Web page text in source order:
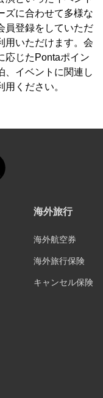
ズに合わせて多様な
員登録をしていただ
用いただけます。会
応じたPontaポイン
、イベントに関連し
ください。
海外旅行
海外航空券
海外旅行保険
キャンセル保険